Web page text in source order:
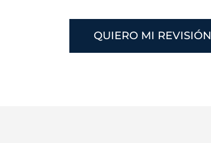
QUIERO MI REVISIÓN